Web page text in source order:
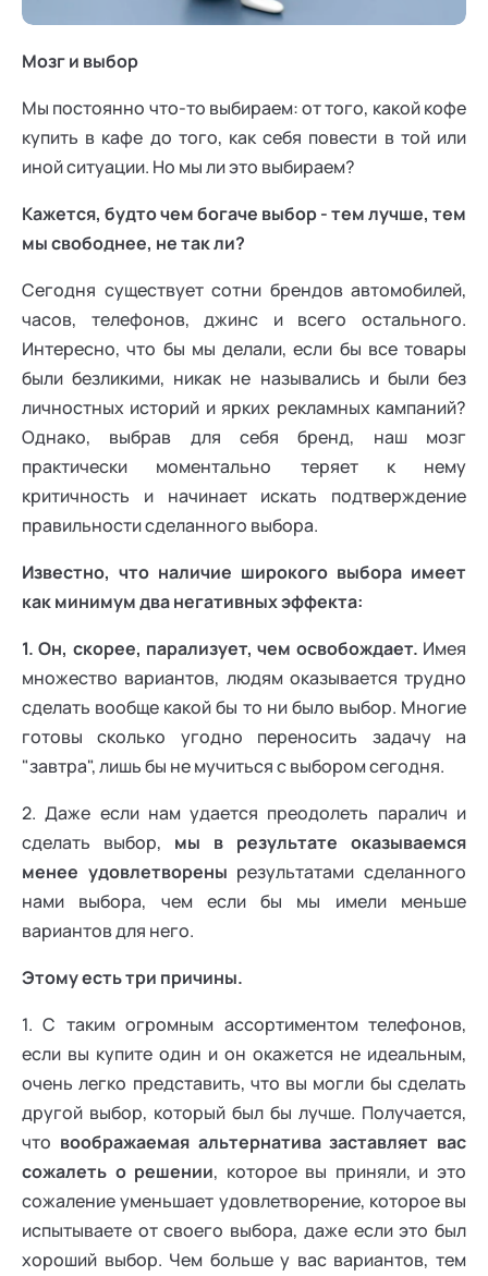
Мозг и выбор
Мы постоянно что-то выбираем: от того, какой кофе
купить в кафе до того, как себя повести в той или
иной ситуации. Но мы ли это выбираем?
Кажется, будто чем богаче выбор - тем лучше, тем
мы свободнее, не так ли?
Сегодня существует сотни брендов автомобилей,
часов, телефонов, джинс и всего остального.
Интересно, что бы мы делали, если бы все товары
были безликими, никак не назывались и были без
личностных историй и ярких рекламных кампаний?
Однако, выбрав для себя бренд, наш мозг
практически моментально теряет к нему
критичность и начинает искать подтверждение
правильности сделанного выбора.
Известно, что наличие широкого выбора имеет
как минимум два негативных эффекта:
1. Он, скорее, парализует, чем освобождает. Имея
множество вариантов, людям оказывается трудно
сделать вообще какой бы то ни было выбор. Многие
готовы сколько угодно переносить задачу на
"завтра", лишь бы не мучиться с выбором сегодня.
2. Даже если нам удается преодолеть паралич и
сделать выбор, мы в результате оказываемся
менее удовлетворены результатами сделанного
нами выбора, чем если бы мы имели меньше
вариантов для него.
Этому есть три причины.
1. С таким огромным ассортиментом телефонов,
если вы купите один и он окажется не идеальным,
очень легко представить, что вы могли бы сделать
другой выбор, который был бы лучше. Получается,
что воображаемая альтернатива заставляет вас
сожалеть о решении, которое вы приняли, и это
сожаление уменьшает удовлетворение, которое вы
испытываете от своего выбора, даже если это был
хороший выбор. Чем больше у вас вариантов, тем